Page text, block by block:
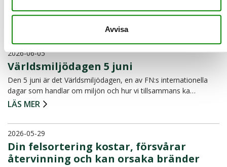
Avvisa
separat. För många är det redan en självklar del a…
2026-06-05
Världsmiljödagen 5 juni
Den 5 juni är det Världsmiljödagen, en av FN:s internationella
dagar som handlar om miljön och hur vi tillsammans ka…
LÄS MER
2026-05-29
Din felsortering kostar, försvårar
återvinning och kan orsaka bränder